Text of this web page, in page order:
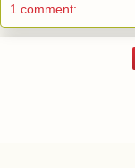
1 comment: